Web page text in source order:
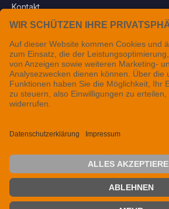
Kontakt
Vertrag widerrufen
Sichere